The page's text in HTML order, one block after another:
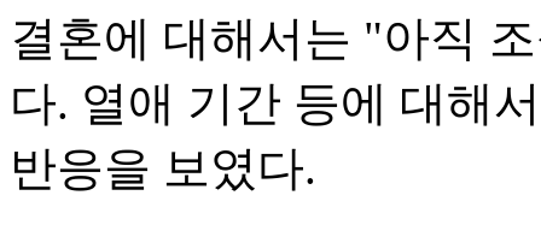
결혼에 대해서는 "아직
다. 열애 기간 등에 대해
반응을 보였다.